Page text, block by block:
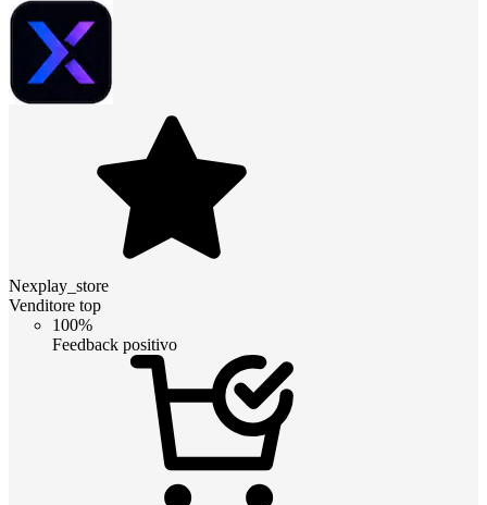
Nexplay_store
Venditore top
100%
Feedback positivo